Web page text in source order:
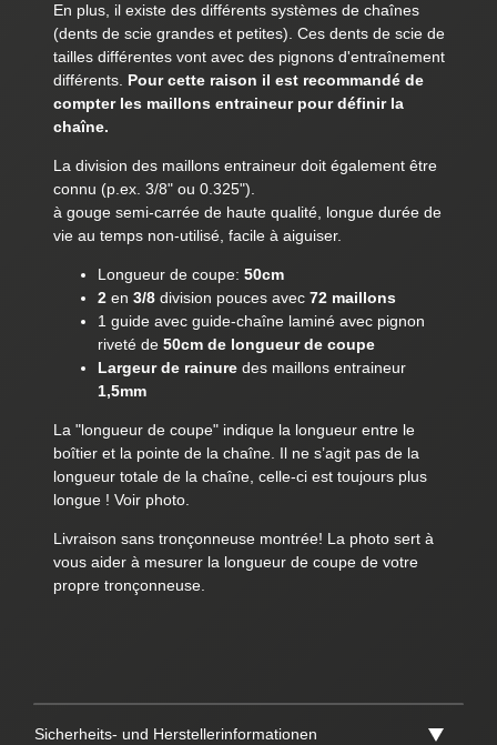
En plus, il existe des différents systèmes de chaînes
(dents de scie grandes et petites). Ces dents de scie de
tailles différentes vont avec des pignons d'entraînement
différents. Pour cette raison il est recommandé de
compter les maillons entraineur pour définir la
chaîne.
La division des maillons entraineur doit également être
connu (p.ex. 3/8" ou 0.325").
à gouge semi-carrée de haute qualité, longue durée de
vie au temps non-utilisé, facile à aiguiser.
Longueur de coupe: 50cm
2en 3/8division pouces avec 72 maillons
1 guide avec guide-chaîne laminé avec pignon
riveté de 50cm de longueur de coupe
Largeur de rainuredes maillons entraineur
1,5mm
La "longueur de coupe" indique la longueur entre le
boîtier et la pointe de la chaîne. Il ne s’agit pas de la
longueur totale de la chaîne, celle-ci est toujours plus
longue ! Voir photo.
Livraison sans tronçonneuse montrée! La photo sert à
vous aider à mesurer la longueur de coupe de votre
propre tronçonneuse.
Sicherheits- und Herstellerinformationen